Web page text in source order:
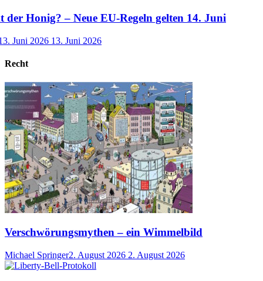
der Honig? – Neue EU-Regeln gelten 14. Juni
Juni 2026 13. Juni 2026
Recht
Verschwörungsmythen – ein Wimmelbild
Michael Springer2. August 2026 2. August 2026